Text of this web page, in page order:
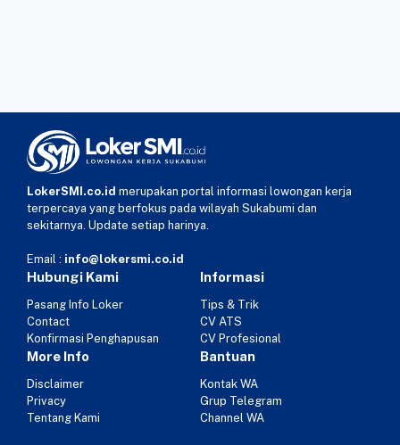
LokerSMI.co.id merupakan portal informasi lowongan kerja
terpercaya yang berfokus pada wilayah Sukabumi dan
sekitarnya. Update setiap harinya.
Email : info@lokersmi.co.id
Hubungi Kami
Pasang Info Loker
Contact
Konfirmasi Penghapusan
Informasi
Tips & Trik
CV ATS
CV Profesional
More Info
Disclaimer
Privacy
Tentang Kami
Bantuan
Kontak WA
Grup Telegram
Channel WA